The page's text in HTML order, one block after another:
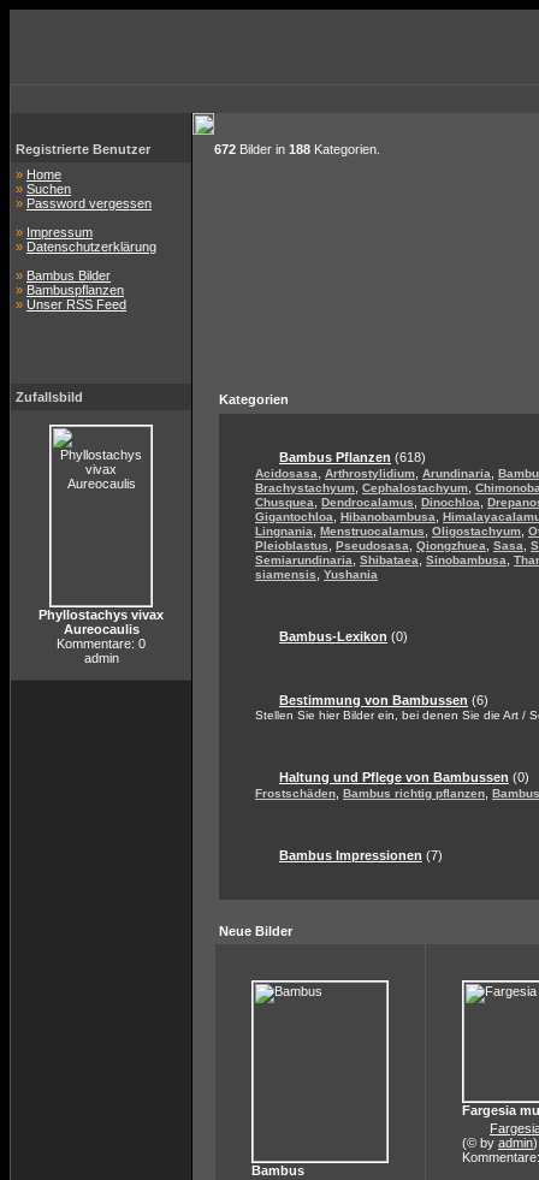
Registrierte Benutzer
» Home
» Suchen
» Password vergessen
» Impressum
» Datenschutzerklärung
» Bambus Bilder
» Bambuspflanzen
» Unser RSS Feed
Zufallsbild
Phyllostachys vivax
Aureocaulis
Kommentare: 0
admin
672 Bilder in 188 Kategorien.
Kategorien
Bambus Pflanzen (618)
Acidosasa Arthrostylidium Arundinaria
Brachystachyum Cephalostachyum
Chusquea
Dendrocalamus Dinochloa
Gigantochloa
Hibanobambusa
Lingnania
Menstruocalamus Oligostachyum
Pleioblastus
Pseudosasa Qiongzhuea Sasa
Semiarundinaria
Shibataea Sinobambusa
siamensis
Yushania
Bambus-Lexikon (0)
Bestimmung von Bambussen (6)
Stellen Sie hier Bilder ein, bei denen Sie die Art /
Haltung und Pflege von Bambussen (0)
Frostschäden Bambus richtig pflanzen
Bambus Impressionen (7)
Neue Bilder
Bambus
Fargesia
(© by admin)